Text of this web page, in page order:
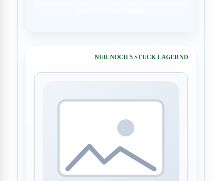
NUR NOCH 5 STÜCK LAGERND